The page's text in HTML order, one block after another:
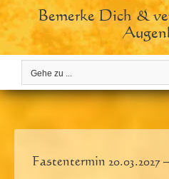
Bemerke Dich &
Gehe zu ...
Fastentermin 20.03.2027